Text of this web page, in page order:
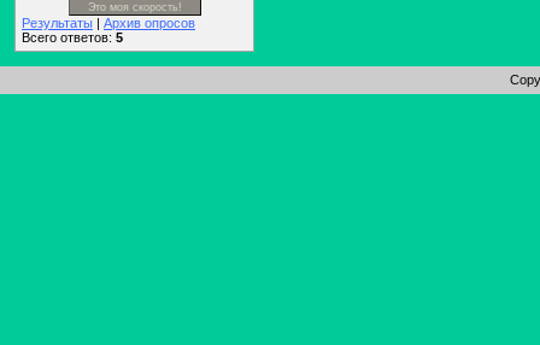
Результаты | Архив опросов
Всего ответов: 5